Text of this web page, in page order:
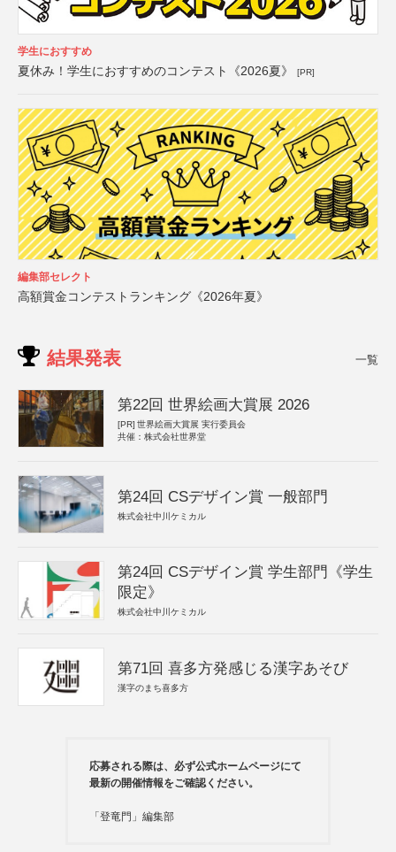
学生におすすめ
夏休み！学生におすすめのコンテスト《2026夏》 [PR]
編集部セレクト
高額賞金コンテストランキング《2026年夏》
結果発表 一覧
第22回 世界絵画大賞展 2026
[PR] 世界絵画大賞展 実行委員会
共催：株式会社世界堂
第24回 CSデザイン賞 一般部門
株式会社中川ケミカル
第24回 CSデザイン賞 学生部門《学生
限定》
株式会社中川ケミカル
第71回 喜多方発感じる漢字あそび
漢字のまち喜多方
応募される際は、必ず公式ホームページにて
最新の開催情報をご確認ください。
「登竜門」編集部